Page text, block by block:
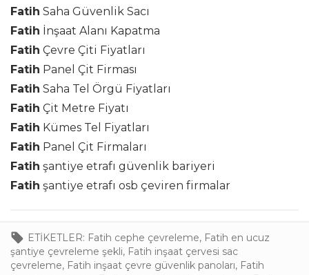
Fatih Saha Güvenlik Sacı
Fatih İnşaat Alanı Kapatma
Fatih Çevre Çiti Fiyatları
Fatih Panel Çit Firması
Fatih Saha Tel Örgü Fiyatları
Fatih Çit Metre Fiyatı
Fatih Kümes Tel Fiyatları
Fatih Panel Çit Firmaları
Fatih şantiye etrafı güvenlik bariyeri
Fatih şantiye etrafı osb çeviren firmalar
ETİKETLER: Fatih cephe çevreleme, Fatih en ucuz
şantiye çevreleme şekli, Fatih inşaat çervesi sac
çevreleme, Fatih inşaat çevre güvenlik panoları, Fatih